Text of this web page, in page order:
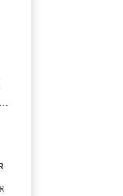
Universalpumper:/pumpesæt